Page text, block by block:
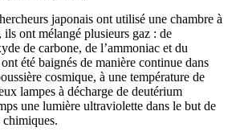
japonais ont utilisé une chambre à
ont mélangé plusieurs gaz : de
de carbone, de l’ammoniac et du
été baignés de manière continue dans
cosmique, à une température de
lampes à décharge de deutérium
une lumière ultraviolette dans le but de